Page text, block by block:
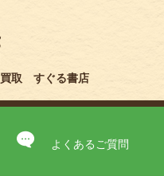
取 すぐる書店
よくあるご質問